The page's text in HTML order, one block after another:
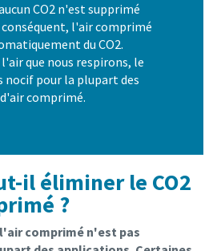
CO2 n'est supprimé
conséquent, l'air comprimé
du CO2.
que nous respirons, le
nocif pour la plupart des
comprimé.
il éliminer le CO2
?
l'air comprimé n'est pas